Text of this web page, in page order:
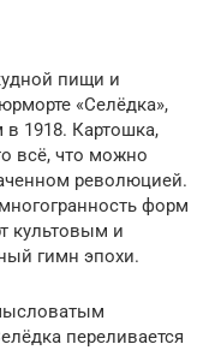
пищи и
«Селёдка»,
1918. Картошка,
всё, что можно
революцией.
форм
культовым и
гимн эпохи.
переливается